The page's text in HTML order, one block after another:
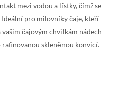
mezi vodou a lístky, čímž se
pro milovníky čaje, kteří
čajovým chvilkám nádech
skleněnou konvicí.